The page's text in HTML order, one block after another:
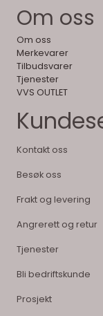
Om oss
Om oss
Merkevarer
Tilbudsvarer
Tjenester
VVS OUTLET
Kontakt oss
Besøk oss
Frakt og levering
Angrerett og retur
Tjenester
Bli bedriftskunde
Prosjekt